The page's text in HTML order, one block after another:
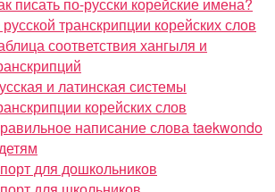
транскрипции корейских слов
соответствия хангыля и
и латинская системы
корейских слов
написание слова taekwondo
для дошкольников